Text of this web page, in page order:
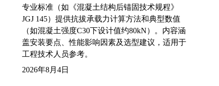
专业标准（如《混凝土结构后锚固技术规程》
JGJ 145）提供抗拔承载力计算方法和典型数值
（如混凝土强度C30下设计值约80kN）。内容涵
盖安装要点、性能影响因素及选型建议，适用于
工程技术人员参考。
2026年8月4日